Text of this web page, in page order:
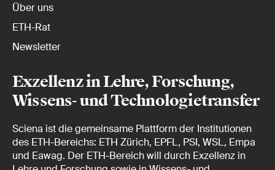
Über uns
ETH-Rat
Newsletter
Exzellenz in Lehre, Forschung,
Wissens- und Technologietransfer
Sciena ist die gemeinsame Plattform der Institutionen
des ETH-Bereichs: ETH Zürich, EPFL, PSI, WSL, Empa
und Eawag. Der ETH-Bereich will durch Exzellenz in